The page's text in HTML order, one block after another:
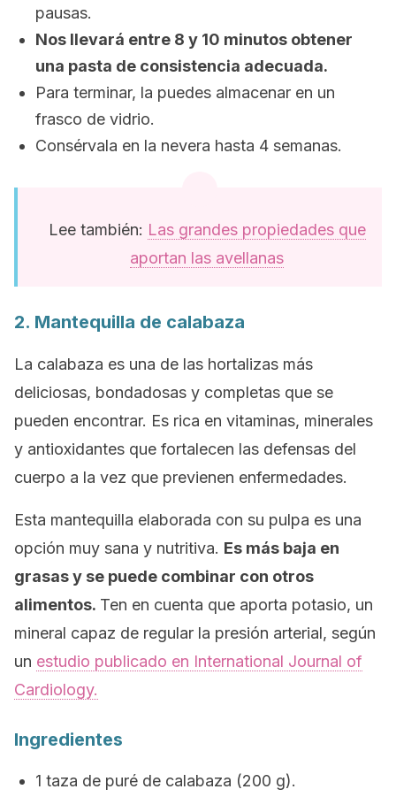
pausas.
Nos llevará entre 8 y 10 minutos obtener
una pasta de consistencia adecuada.
Para terminar, la puedes almacenar en un
frasco de vidrio.
Consérvala en la nevera hasta 4 semanas.
Lee también: Las grandes propiedades que
aportan las avellanas
2. Mantequilla de calabaza
La calabaza es una de las hortalizas más
deliciosas, bondadosas y completas que se
pueden encontrar. Es rica en vitaminas, minerales
y antioxidantes que fortalecen las defensas del
cuerpo a la vez que previenen enfermedades.
Esta mantequilla elaborada con su pulpa es una
opción muy sana y nutritiva. Es más baja en
grasas y se puede combinar con otros
alimentos. Ten en cuenta que aporta potasio, un
mineral capaz de regular la presión arterial, según
un estudio publicado en International Journal of
Cardiology.
Ingredientes
1 taza de puré de calabaza (200 g).